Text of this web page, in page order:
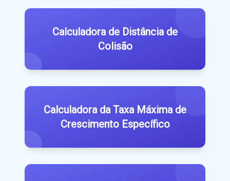
Calculadora de Distância de
Colisão
Calculadora da Taxa Máxima de
Crescimento Específico